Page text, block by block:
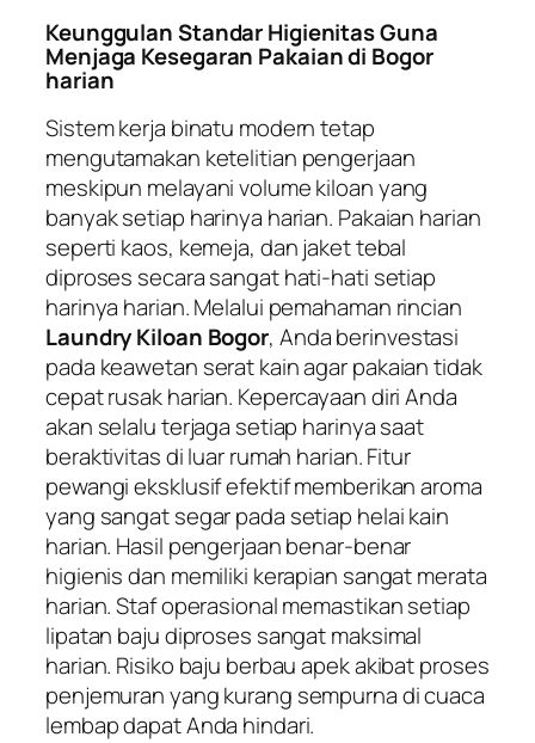
Keunggulan Standar Higienitas Guna
Menjaga Kesegaran Pakaian di Bogor
harian
Sistem kerja binatu modern tetap
mengutamakan ketelitian pengerjaan
meskipun melayani volume kiloan yang
banyak setiap harinya harian. Pakaian harian
seperti kaos, kemeja, dan jaket tebal
diproses secara sangat hati-hati setiap
harinya harian. Melalui pemahaman rincian
Laundry Kiloan Bogor, Anda berinvestasi
pada keawetan serat kain agar pakaian tidak
cepat rusak harian. Kepercayaan diri Anda
akan selalu terjaga setiap harinya saat
beraktivitas di luar rumah harian. Fitur
pewangi eksklusif efektif memberikan aroma
yang sangat segar pada setiap helai kain
harian. Hasil pengerjaan benar-benar
higienis dan memiliki kerapian sangat merata
harian. Staf operasional memastikan setiap
lipatan baju diproses sangat maksimal
harian. Risiko baju berbau apek akibat proses
penjemuran yang kurang sempurna di cuaca
lembap dapat Anda hindari.